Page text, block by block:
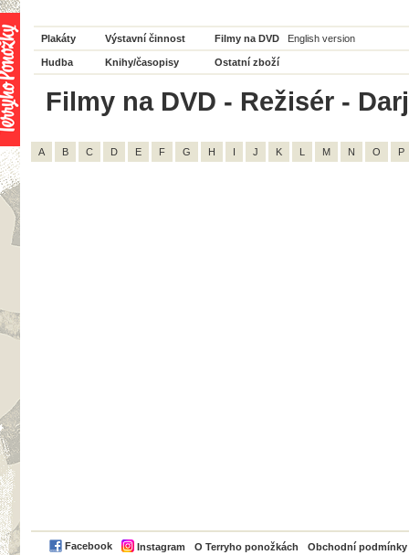
Plakáty Výstavní činnost Filmy na DVD English version
Hudba Knihy/časopisy Ostatní zboží
Filmy na DVD - Režisér -
A B C D E F G H I J K L M N O P
Facebook Instagram O Terryho ponožkách Obchodní podmínky
PayPal